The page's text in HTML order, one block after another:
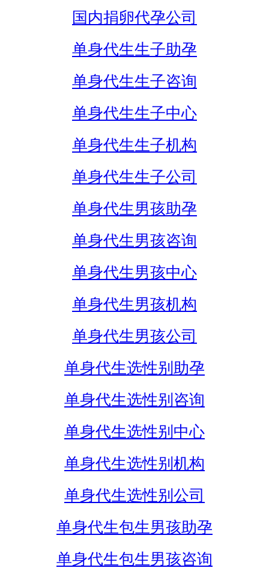
国内捐卵代孕公司
单身代生生子助孕
单身代生生子咨询
单身代生生子中心
单身代生生子机构
单身代生生子公司
单身代生男孩助孕
单身代生男孩咨询
单身代生男孩中心
单身代生男孩机构
单身代生男孩公司
单身代生选性别助孕
单身代生选性别咨询
单身代生选性别中心
单身代生选性别机构
单身代生选性别公司
单身代生包生男孩助孕
单身代生包生男孩咨询